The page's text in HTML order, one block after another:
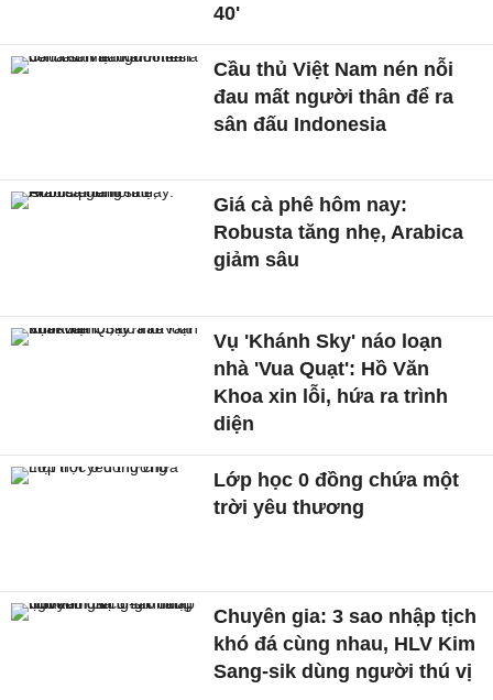
40'
Cầu thủ Việt Nam nén nỗi
đau mất người thân để ra
sân đấu Indonesia
Giá cà phê hôm nay:
Robusta tăng nhẹ, Arabica
giảm sâu
Vụ 'Khánh Sky' náo loạn
nhà 'Vua Quạt': Hồ Văn
Khoa xin lỗi, hứa ra trình
diện
Lớp học 0 đồng chứa một
trời yêu thương
Chuyên gia: 3 sao nhập tịch
khó đá cùng nhau, HLV Kim
Sang-sik dùng người thú vị